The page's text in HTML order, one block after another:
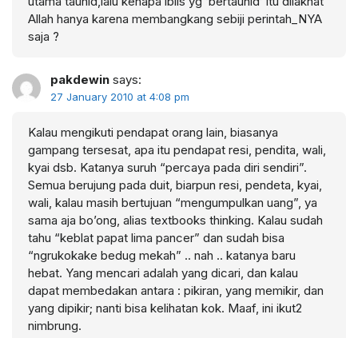
Allah hanya karena membangkang sebiji perintah_NYA
saja ?
pakdewin says:
27 January 2010 at 4:08 pm
Kalau mengikuti pendapat orang lain, biasanya
gampang tersesat, apa itu pendapat resi, pendita, wali,
kyai dsb. Katanya suruh “percaya pada diri sendiri”.
Semua berujung pada duit, biarpun resi, pendeta, kyai,
wali, kalau masih bertujuan “mengumpulkan uang”, ya
sama aja bo’ong, alias textbooks thinking. Kalau sudah
tahu “keblat papat lima pancer” dan sudah bisa
“ngrukokake bedug mekah” .. nah .. katanya baru
hebat. Yang mencari adalah yang dicari, dan kalau
dapat membedakan antara : pikiran, yang memikir, dan
yang dipikir; nanti bisa kelihatan kok. Maaf, ini ikut2
nimbrung.